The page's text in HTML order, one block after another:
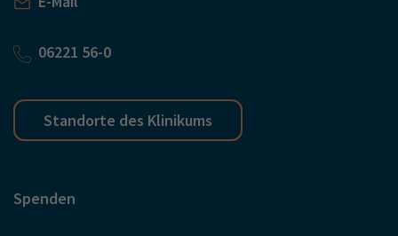
06221 56-0
Standorte des Klinikums
Spenden